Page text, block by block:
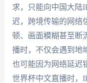
求，只能向中国大陆
迟，跨境传输的网络
顿、画面模糊甚至断
播时，不仅会遇到地
也可能因为网络延迟
世界杯中文直播时，